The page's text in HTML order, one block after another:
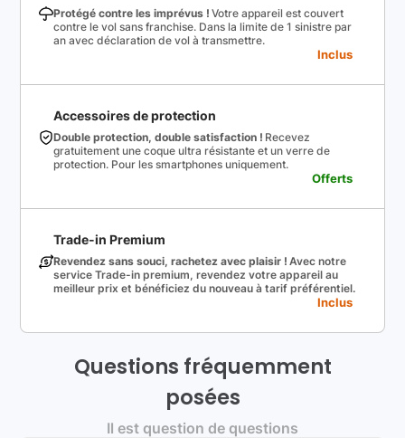
Protégé contre les imprévus ! Votre appareil est couvert
contre le vol sans franchise. Dans la limite de 1 sinistre par
an avec déclaration de vol à transmettre.
Inclus
Accessoires de protection
Double protection, double satisfaction ! Recevez
gratuitement une coque ultra résistante et un verre de
protection. Pour les smartphones uniquement.
Offerts
Trade-in Premium
Revendez sans souci, rachetez avec plaisir ! Avec notre
service Trade-in premium, revendez votre appareil au
meilleur prix et bénéficiez du nouveau à tarif préférentiel.
Inclus
Questions fréquemment
posées
Il est question de questions